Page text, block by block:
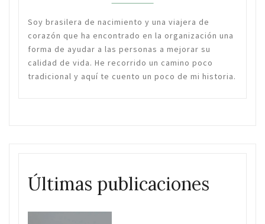
Soy brasilera de nacimiento y una viajera de
corazón que ha encontrado en la organización una
forma de ayudar a las personas a mejorar su
calidad de vida. He recorrido un camino poco
tradicional y aquí te cuento un poco de mi historia.
Últimas publicaciones